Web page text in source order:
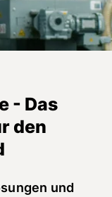
- Das
den
und